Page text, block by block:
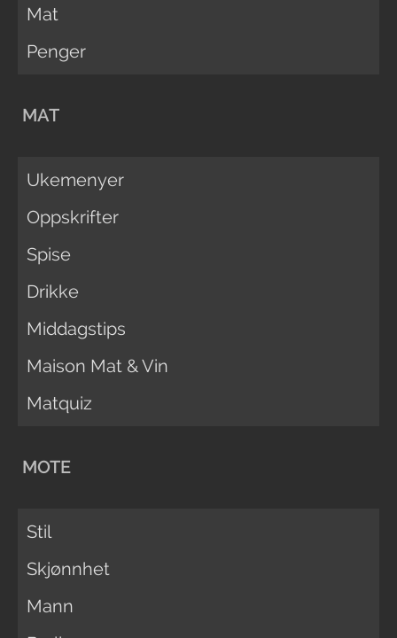
Mat
Penger
MAT
Ukemenyer
Oppskrifter
Spise
Drikke
Middagstips
Maison Mat & Vin
Matquiz
MOTE
Stil
Skjønnhet
Mann